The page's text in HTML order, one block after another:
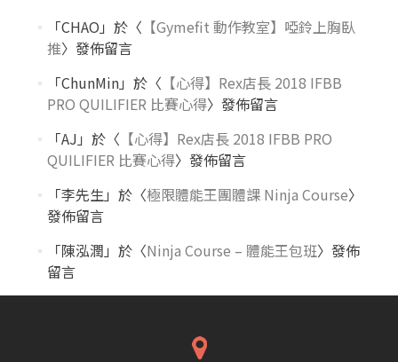
「CHAO 」於〈 【Gymefit 動作教室】啞鈴上胸臥
推〉發佈留言
「ChunMin」於〈 【心得】Rex店長 2018 IFBB
PRO QUILIFIER 比賽心得〉發佈留言
「AJ 」於〈 【心得】Rex店長 2018 IFBB PRO
QUILIFIER 比賽心得〉發佈留言
「李先生」於〈極限體能王團體課 Ninja Course〉
發佈留言
「陳泓潤 」於〈Ninja Course – 體能王包班〉發佈
留言